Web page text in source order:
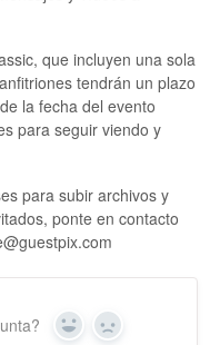
que incluyen una sola
tendrán un plazo
la fecha del evento
para seguir viendo y
para subir archivos y
ponte en contacto
Sí No